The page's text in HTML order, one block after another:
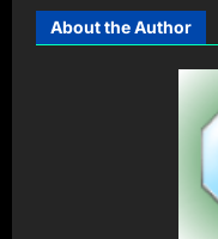
About the Author